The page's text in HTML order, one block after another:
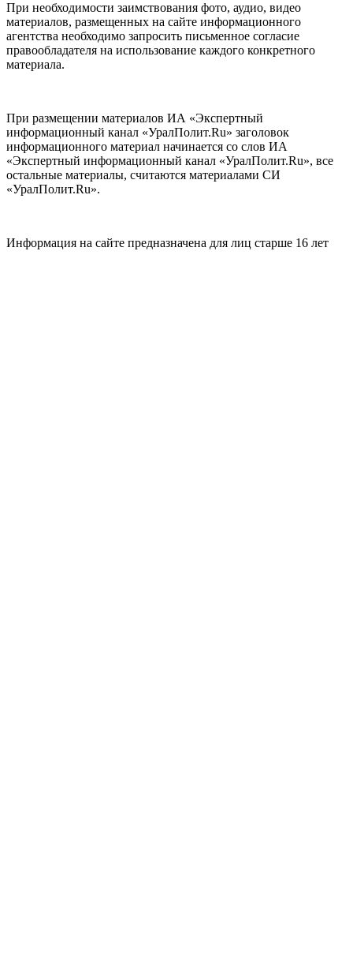
При необходимости заимствования фото, аудио, видео
материалов, размещенных на сайте информационного
агентства необходимо запросить письменное согласие
правообладателя на использование каждого конкретного
материала.
При размещении материалов ИА «Экспертный
информационный канал «УралПолит.Ru» заголовок
информационного материал начинается со слов ИА
«Экспертный информационный канал «УралПолит.Ru», все
остальные материалы, считаются материалами СИ
«УралПолит.Ru».
Информация на сайте предназначена для лиц старше 16 лет